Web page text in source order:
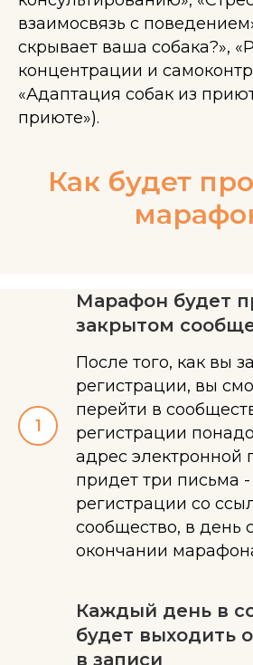
взаимосвязь с
скрывает ваша собака?»,
концентрации и
«Адаптация собак из
приюте»).
Как будет
Марафон будет
закрытом
После того, как вы
регистрации, вы
перейти в
регистрации
адрес электронной
придет три письма
регистрации со
сообщество, в день
окончании
Каждый день в
будет выходить
в записи